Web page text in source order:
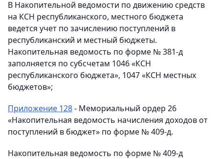
В Накопительной ведомости по движению средств
на КСН республиканского, местного бюджета
ведется учет по зачислению поступлений в
республиканский и местный бюджеты.
Накопительная ведомость по форме № 381-д
заполняется по субсчетам 1046 «КСН
республиканского бюджета», 1047 «КСН местных
бюджетов»;
Приложение 128- Мемориальный ордер 26
«Накопительная ведомость начисления доходов от
поступлений в бюджет» по форме № 409-д.
Накопительная ведомость по форме № 409-д